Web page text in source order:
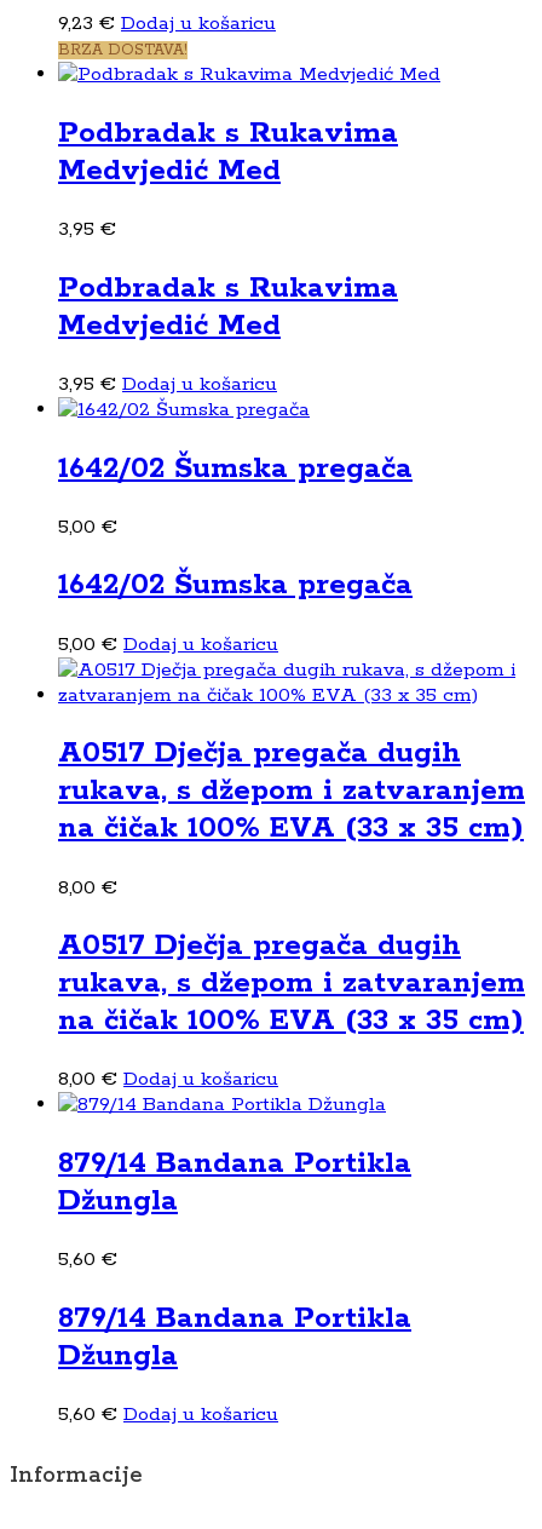
9,23 € Dodaj u košaricu
BRZA DOSTAVA!
Podbradak s Rukavima
Medvjedić Med
3,95 €
Podbradak s Rukavima
Medvjedić Med
3,95 € Dodaj u košaricu
1642/02 Šumska pregača
5,00 €
1642/02 Šumska pregača
5,00 € Dodaj u košaricu
A0517 Dječja pregača dugih
rukava, s džepom i zatvaranjem
na čičak 100% EVA (33 x 35 cm)
8,00 €
A0517 Dječja pregača dugih
rukava, s džepom i zatvaranjem
na čičak 100% EVA (33 x 35 cm)
8,00 € Dodaj u košaricu
879/14 Bandana Portikla
Džungla
5,60 €
879/14 Bandana Portikla
Džungla
5,60 € Dodaj u košaricu
Informacije